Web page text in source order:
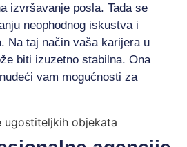
izvršavanje posla. Tada se
neophodnog iskustva i
Na taj način vaša karijera u
biti izuzetno stabilna. Ona
vam mogućnosti za